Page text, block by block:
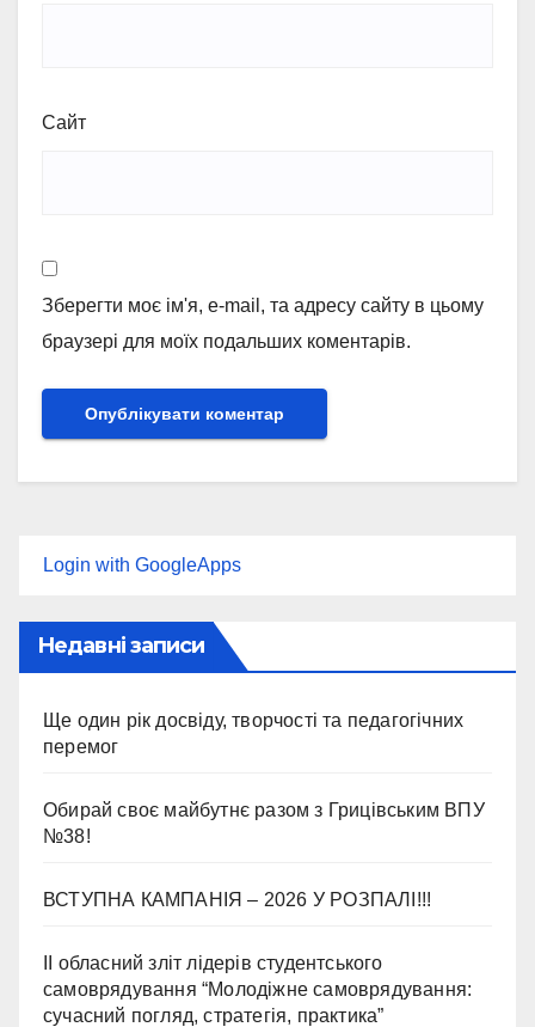
Сайт
Зберегти моє ім'я, e-mail, та адресу сайту в цьому
браузері для моїх подальших коментарів.
Login with GoogleApps
Недавні записи
Ще один рік досвіду, творчості та педагогічних
перемог
Обирай своє майбутнє разом з Грицівським ВПУ
№38!
ВСТУПНА КАМПАНІЯ – 2026 У РОЗПАЛІ!!!
II обласний зліт лідерів студентського
самоврядування “Молодіжне самоврядування:
сучасний погляд, стратегія, практика”